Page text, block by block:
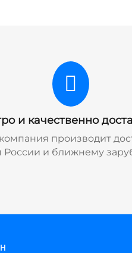
и качественно
производит
России и ближнему